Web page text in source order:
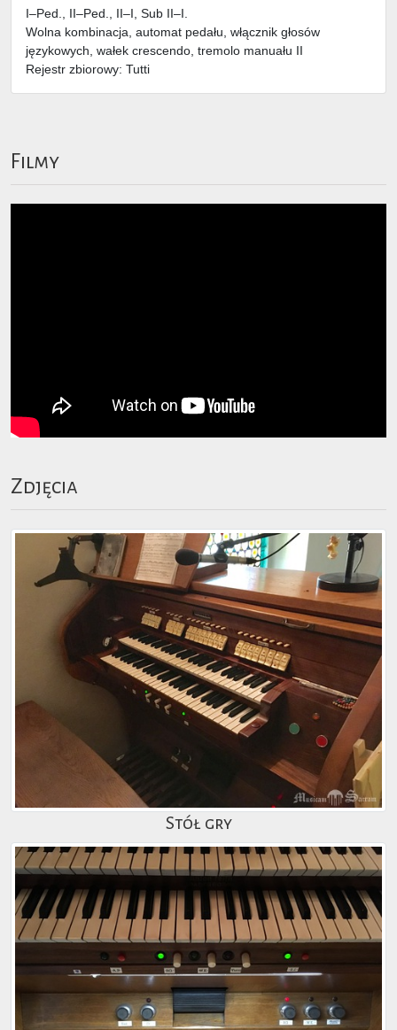
I–Ped., II–Ped., II–I, Sub II–I.
Wolna kombinacja, automat pedału, włącznik głosów
językowych, wałek crescendo, tremolo manuału II
Rejestr zbiorowy: Tutti
Filmy
Zdjęcia
Stół gry